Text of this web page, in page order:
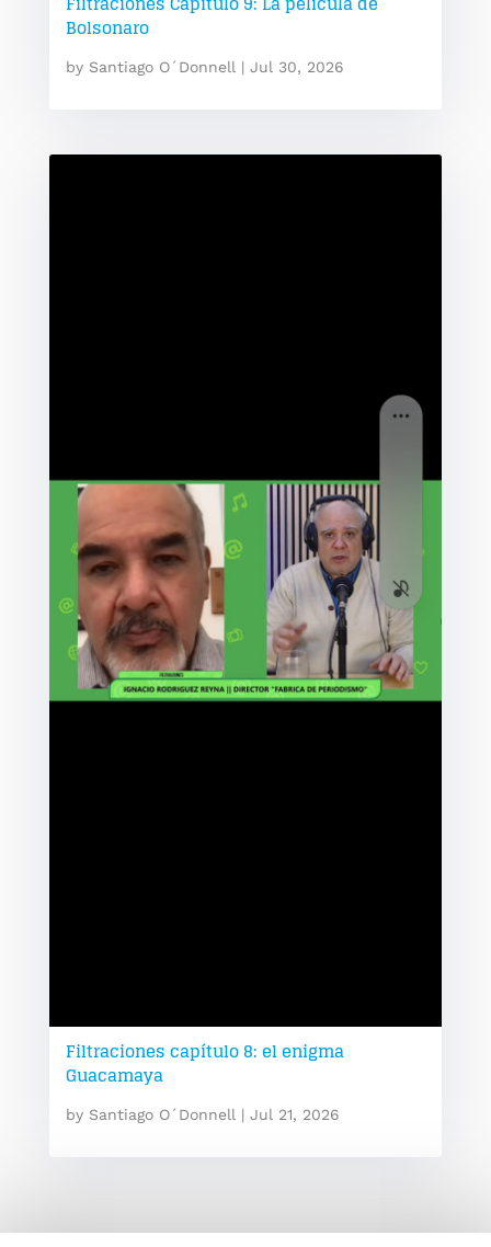
Bolsonaro
by Santiago O´Donnell | Jul 30, 2026
Filtraciones capítulo 8: el enigma
Guacamaya
by Santiago O´Donnell| Jul 21, 2026